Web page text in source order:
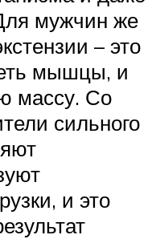
мужчин же
– это
мышцы, и
массу. Со
сильного
и это